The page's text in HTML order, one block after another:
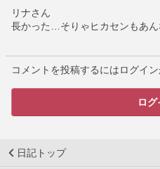
リナさん
長かった…そりゃヒカセンもあん
コメントを投稿するにはログイン
ログ
日記トップ